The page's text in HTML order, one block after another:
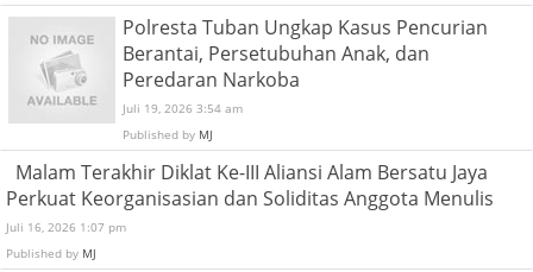
Polresta Tuban Ungkap Kasus Pencurian
Berantai, Persetubuhan Anak, dan
Peredaran Narkoba
Juli 19, 2026 3:54 am
Published by MJ
Malam Terakhir Diklat Ke-III Aliansi Alam Bersatu Jaya
Perkuat Keorganisasian dan Soliditas Anggota Menulis
Juli 16, 2026 1:07 pm
Published by MJ